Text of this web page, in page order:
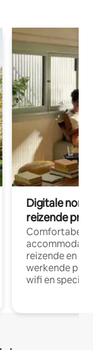
Digitale
reizende
Comfortabele
reizende en
werkende
wifi en